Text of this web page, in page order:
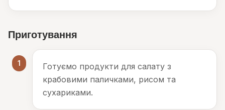
Приготування
1
Готуємо продукти для салату з
крабовими паличками, рисом та
сухариками.